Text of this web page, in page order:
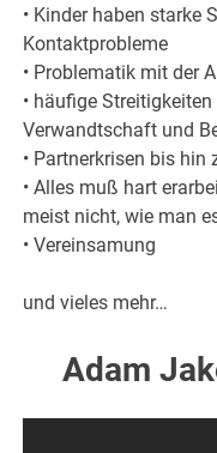
• Kinder haben starke
Kontaktprobleme
• Problematik mit der
• häufige
Verwandtschaft und
• Partnerkrisen bis hin
• Alles muß hart
meist nicht, wie man
• Vereinsamung
und vieles mehr…
Adam